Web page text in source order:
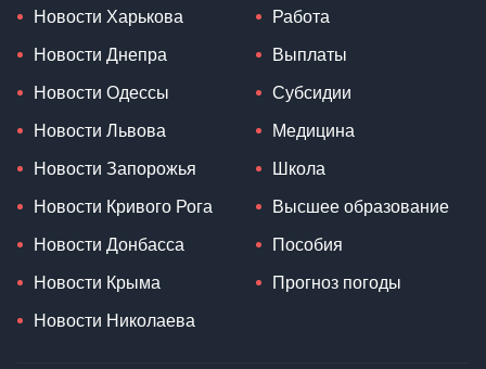
Новости Харькова
Новости Днепра
Новости Одессы
Новости Львова
Новости Запорожья
Новости Кривого Рога
Новости Донбасса
Новости Крыма
Новости Николаева
Работа
Выплаты
Субсидии
Медицина
Школа
Высшее образование
Пособия
Прогноз погоды